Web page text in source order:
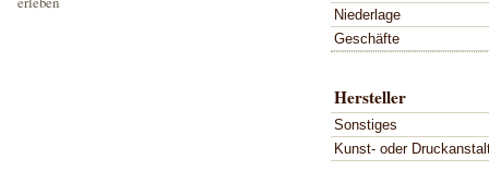
Niederlage
Geschäfte
Hersteller
Sonstiges
Kunst- oder